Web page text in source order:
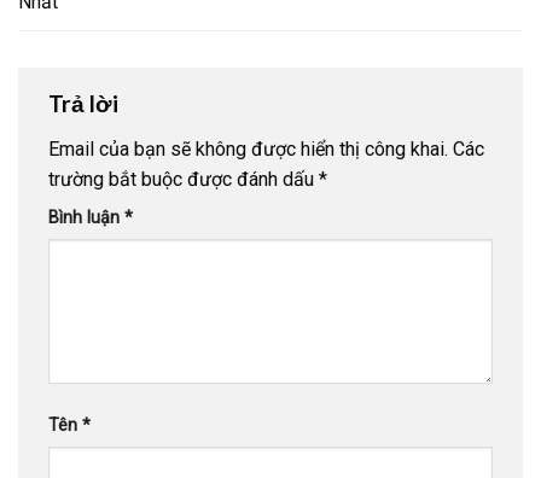
Trả lời
Email của bạn sẽ không được hiển thị công khai. Các
trường bắt buộc được đánh dấu *
Bình luận *
Tên *